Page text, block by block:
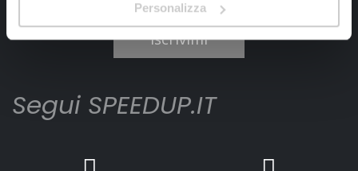
Personalizza
Ho letto e accettato il documento
Iscrivimi
Segui SPEEDUP.IT